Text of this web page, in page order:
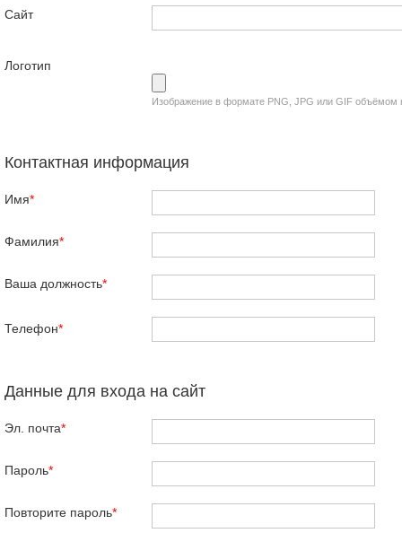
Сайт
Логотип
Изображение в формате PNG, JPG или GIF объёмом
Контактная информация
Имя*
Фамилия*
Ваша должность*
Телефон*
Данные для входа на сайт
Эл. почта*
Пароль*
Повторите пароль*